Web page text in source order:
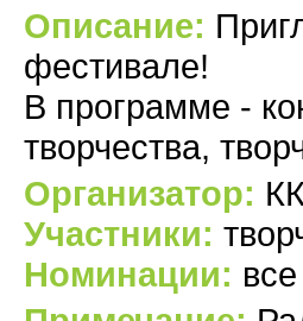
Описание:
фестивале!
В программе -
творчества,
Организатор:
Участники:
Номинации: